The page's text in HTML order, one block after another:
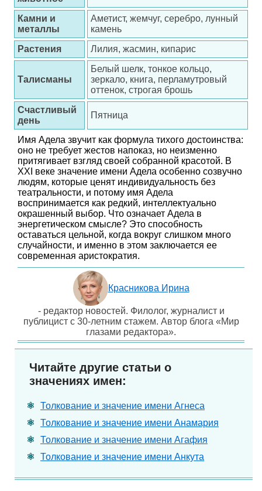
Камни и
металлы
Аметист, жемчуг, серебро, лунный
камень
Растения
Лилия, жасмин, кипарис
Талисманы
Белый шелк, тонкое кольцо,
зеркало, книга, перламутровый
оттенок, строгая брошь
Счастливый
день
Пятница
Имя Адела звучит как формула тихого достоинства:
оно не требует жестов напоказ, но неизменно
притягивает взгляд своей собранной красотой. В
XXI веке значение имени Адела особенно созвучно
людям, которые ценят индивидуальность без
театральности, и потому имя Адела
воспринимается как редкий, интеллектуально
окрашенный выбор. Что означает Адела в
энергетическом смысле? Это способность
оставаться цельной, когда вокруг слишком много
случайности, и именно в этом заключается ее
современная аристократия.
Красникова Ирина
- редактор новостей. Филолог, журналист и
публицист с 30-летним стажем. Автор блога «Мир
глазами редактора».
Читайте другие статьи о
значениях имен:
Толкование и значение имени Агнеса
Толкование и значение имени Анамария
Толкование и значение имени Агафия
Толкование и значение имени Анкута